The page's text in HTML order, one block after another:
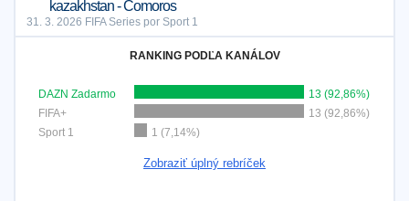
kazakhstan - Comoros
31. 3. 2026 FIFA Series por Sport 1
RANKING PODĽA KANÁLOV
DAZN Zadarmo
13 (92,86%)
FIFA+
13 (92,86%)
Sport 1
1 (7,14%)
Zobraziť úplný rebríček